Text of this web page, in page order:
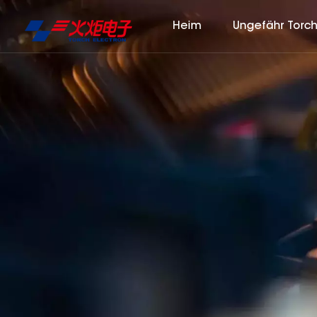
Heim Ungefähr Torch